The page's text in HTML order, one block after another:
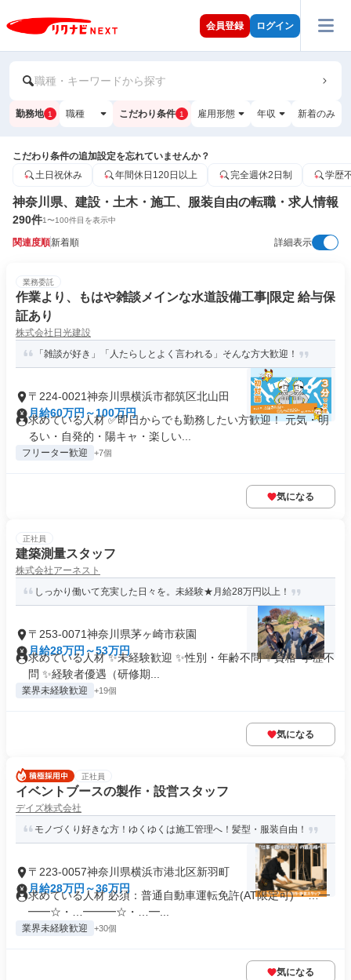
会員登録 ログイン
職種・キーワードから探す
勤務地 1 職種 こだわり条件 1 雇用形態 年収 新着のみ
こだわり条件の追加設定を忘れていませんか？
土日祝休み
年間休日120日以上 完全週休2日制 学歴
神奈川県、建設・土木・施工、服装自由の転職・求人情報
290件1〜100件目を表示中
関連度順新着順 詳細表示
業務委託
作業より、もはや雑談メインな水道設備工事|限定 給与保
証あり
株式会社日光建設
「雑談が好き」「人たらしとよく言われる」そんな方大歓迎！
〒224-0021神奈川県横浜市都筑区北山田
月給60万円～100万円
求めている人材 ✅即日からでも勤務したい方歓迎！ 元気・明
るい・自発的・陽キャ・楽しい...
フリーター歓迎 +7個
気になる
正社員
建築測量スタッフ
株式会社アーネスト
しっかり働いて充実した日々を。未経験★月給28万円以上！
〒253-0071神奈川県茅ヶ崎市萩園
月給28万円～53万円
求めている人材 ✨未経験歓迎 ✨性別・年齢不問 ✨資格･学歴不
問 ✨経験者優遇（研修期...
業界未経験歓迎 +19個
気になる
正社員
イベントブースの製作・設営スタッフ
デイズ株式会社
モノづくり好きな方！ゆくゆくは施工管理へ！髪型・服装自由！
〒223-0057神奈川県横浜市港北区新羽町
月給28万円～36万円
求めている人材 必須：普通自動車運転免許(AT限定可) ・…━
━━☆・…━━━☆・…━...
業界未経験歓迎 +30個
気になる